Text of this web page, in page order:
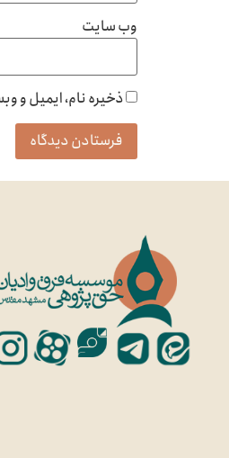
وب‌ سایت
ذخیره نام، ایمیل و